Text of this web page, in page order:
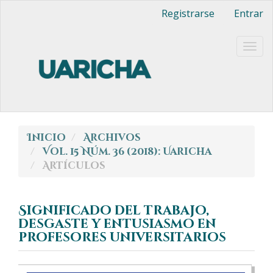
Barra
lateral
Registrarse Entrar
Inicio
Archivos
Vol. 15 Núm. 36 (2018): Uaricha
Artículos
Significado del trabajo,
desgaste y entusiasmo en
profesores universitarios